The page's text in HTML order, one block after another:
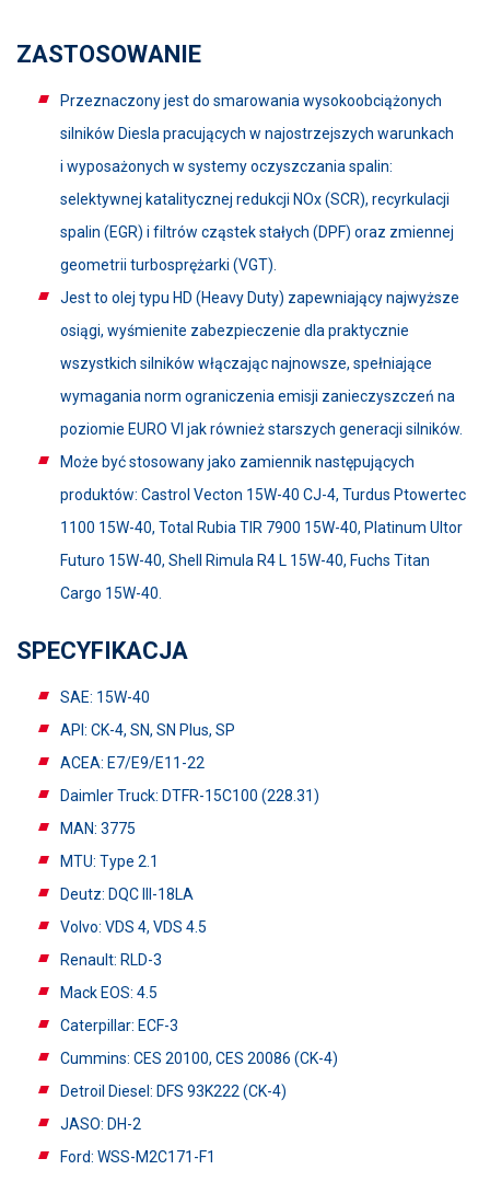
ZASTOSOWANIE
Przeznaczony jest do smarowania wysokoobciążonych
silników Diesla pracujących w najostrzejszych warunkach
i wyposażonych w systemy oczyszczania spalin:
selektywnej katalitycznej redukcji NOx (SCR), recyrkulacji
spalin (EGR) i filtrów cząstek stałych (DPF) oraz zmiennej
geometrii turbosprężarki (VGT).
Jest to olej typu HD (Heavy Duty) zapewniający najwyższe
osiągi, wyśmienite zabezpieczenie dla praktycznie
wszystkich silników włączając najnowsze, spełniające
wymagania norm ograniczenia emisji zanieczyszczeń na
poziomie EURO VI jak również starszych generacji silników.
Może być stosowany jako zamiennik następujących
produktów: Castrol Vecton 15W-40 CJ-4, Turdus Ptowertec
1100 15W-40, Total Rubia TIR 7900 15W-40, Platinum Ultor
Futuro 15W-40, Shell Rimula R4 L 15W-40, Fuchs Titan
Cargo 15W-40.
SPECYFIKACJA
SAE: 15W-40
API: CK-4, SN, SN Plus, SP
ACEA: E7/E9/E11-22
Daimler Truck: DTFR-15C100 (228.31)
MAN: 3775
MTU: Type 2.1
Deutz: DQC III-18LA
Volvo: VDS 4, VDS 4.5
Renault: RLD-3
Mack EOS: 4.5
Caterpillar: ECF-3
Cummins: CES 20100, CES 20086 (CK-4)
Detroil Diesel: DFS 93K222 (CK-4)
JASO: DH-2
Ford: WSS-M2C171-F1